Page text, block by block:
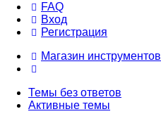
FAQ
Вход
Регистрация
Магазин инструментов
Темы без ответов
Активные темы